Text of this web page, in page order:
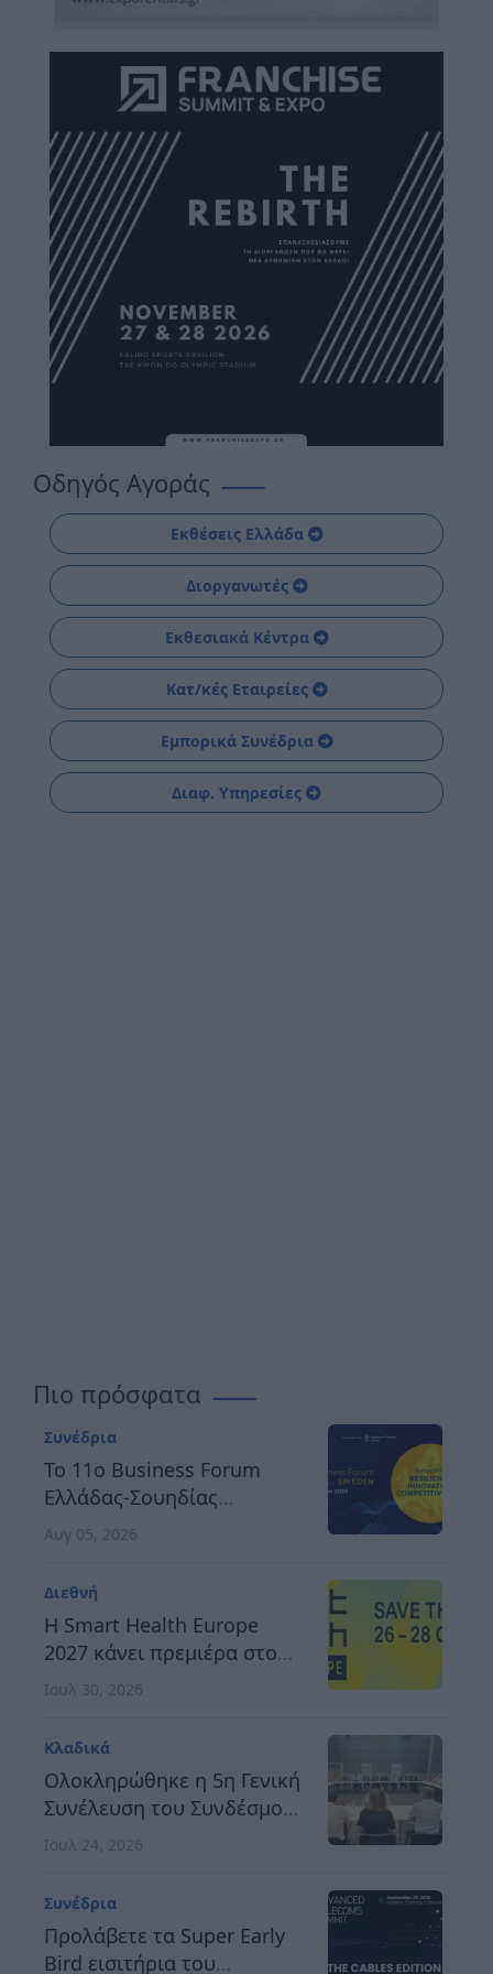
Οδηγός Αγοράς
Εκθέσεις Ελλάδα
Διοργανωτές
Εκθεσιακά Κέντρα
Κατ/κές Εταιρείες
Εμπορικά Συνέδρια
Διαφ. Υπηρεσίες
Πιο πρόσφατα
Συνέδρια
Το 11ο Business Forum
Ελλάδας-Σουηδίας
αναδεικνύει τον δρόμο
καινοτόμο και
ανταγωνιστική Ευρώπη
Αυγ 05, 2026
Διεθνή
H Smart Health Europe
2027 κάνει πρεμιέρα στο
Βερολίνο, στις 26 έως 28
Ιουλ 30, 2026
Κλαδικά
Ολοκληρώθηκε η 5η Γενική
Συνέλευση του Συνδέσμου
Οργανωτών &
Ελλάδος
Ιουλ 24, 2026
Συνέδρια
Προλάβετε τα Super Early
Bird εισιτήρια του